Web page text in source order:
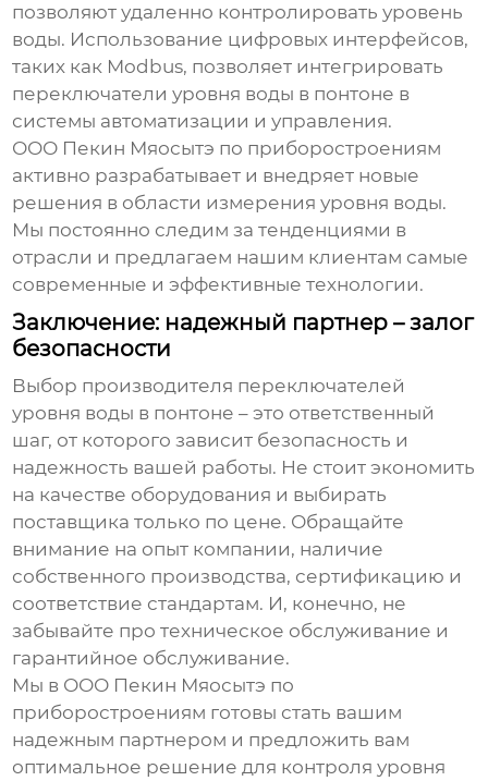
позволяют удаленно контролировать уровень
воды. Использование цифровых интерфейсов,
таких как Modbus, позволяет интегрировать
переключатели уровня воды в понтоне в
системы автоматизации и управления.
ООО Пекин Мяосытэ по приборостроениям
активно разрабатывает и внедряет новые
решения в области измерения уровня воды.
Мы постоянно следим за тенденциями в
отрасли и предлагаем нашим клиентам самые
современные и эффективные технологии.
Заключение: надежный партнер – залог
безопасности
Выбор производителя переключателей
уровня воды в понтоне – это ответственный
шаг, от которого зависит безопасность и
надежность вашей работы. Не стоит экономить
на качестве оборудования и выбирать
поставщика только по цене. Обращайте
внимание на опыт компании, наличие
собственного производства, сертификацию и
соответствие стандартам. И, конечно, не
забывайте про техническое обслуживание и
гарантийное обслуживание.
Мы в ООО Пекин Мяосытэ по
приборостроениям готовы стать вашим
надежным партнером и предложить вам
оптимальное решение для контроля уровня